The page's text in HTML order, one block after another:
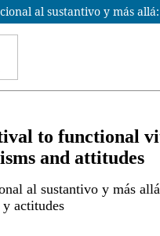
al sustantivo y más